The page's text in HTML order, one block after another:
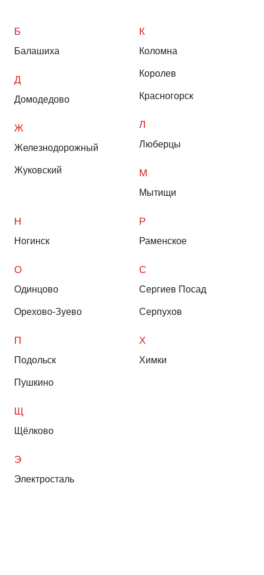
Б
Балашиха
Д
Домодедово
Ж
Железнодорожный
Жуковский
К
Коломна
Королев
Красногорск
Л
Люберцы
М
Мытищи
Н
Ногинск
О
Одинцово
Орехово-Зуево
П
Подольск
Пушкино
Р
Раменское
С
Сергиев Посад
Серпухов
Х
Химки
Щ
Щёлково
Э
Электросталь